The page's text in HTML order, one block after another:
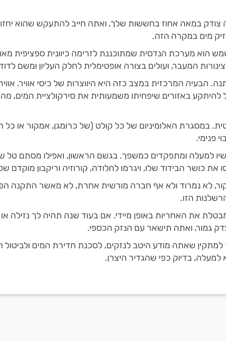
במאה אחוז בחששות שלך, ואתה חייב להתעקש שהוא
מים במקרה הזה.
הוא מערכת הנדסית שמתוכננת לזרימה כיוונית ספציפית
המעבר, ועולים בצורה אופטימלית לחלק העליון ומשם
הבעיה המרכזית במצב כזה היא היווצרות של כיסי אוויר.
להיתקע באזורים שיפחיתו משמעותית את סירקולציית המים,
במסגרת האלומיניום של כל קולט (של כרומגן, אמקור או
פנימי.
למעלה ומתפקדים כמשפך. בגשם הראשון, ואפילו מסתם טל של
כושר הבידוד שלו, ויגרמו לחלודה, קורוזיה וריקבון מוקדם
לא נמרוד ולא אף חברה מורשית אחרת, לא מאשר התקנה
הזו.
את האחריות באופן מיידי. אם בעוד שנה תהיה לך נזילה
גמור, ואתה תישאר עם הנזק הכספי.
שאתה מודע היטב לנזקים, לסכנת חדירת המים ולביטול
בדיוק כפי שהגדיר היצרן.